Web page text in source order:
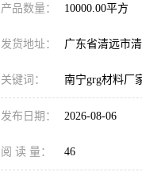
产品数量： 10000.00平方
发货地址： 广东省清远市
关键词： 南宁grg材料厂
发布日期： 2026-08-06
阅 读 量： 46